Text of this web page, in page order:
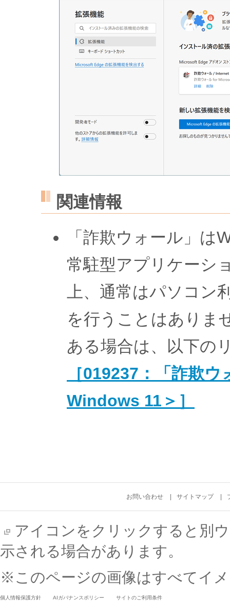
関連情報
「詐欺ウォール」は
常駐型アプリケーシ
上、通常はパソコン
を行うことはありま
ある場合は、以下の
［019237：「詐欺
Windows 11＞］
お問い合わせ サイトマップ
アイコンをクリックすると別
示される場合があります。
※このページの画像はすべてイ
個人情報保護方針 AIガバナンスポリシー サイトのご利用条件